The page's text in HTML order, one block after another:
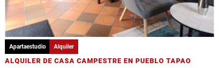
Apartaestudio Alquiler
ALQUILER DE CASA CAMPESTRE EN PUEBLO TAPAO